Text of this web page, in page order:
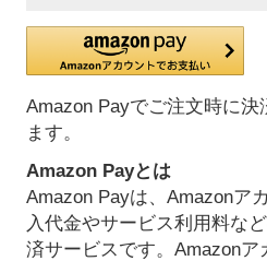
Amazon Payでご注文時に決
ます。
Amazon Payとは
Amazon Payは、Amazonア
入代金やサービス利用料な
済サービスです。Amazonア